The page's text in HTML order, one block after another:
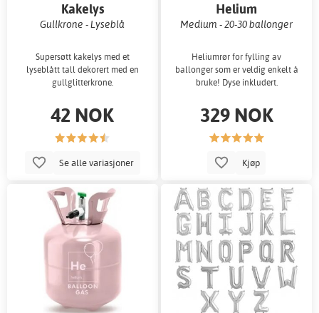
Kakelys
Gullkrone - Lyseblå
Supersøtt kakelys med et
lyseblått tall dekorert med en
gullglitterkrone.
42 NOK
Se alle variasjoner
Helium
Medium - 20-30 ballonger
Heliumrør for fylling av
ballonger som er veldig enkelt å
bruke! Dyse inkludert.
329 NOK
Kjøp